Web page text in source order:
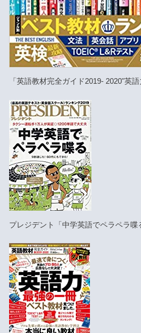
「英語教材完全ガイド2019- 2020"英語
プレジデント「中学英語でペラペラ喋